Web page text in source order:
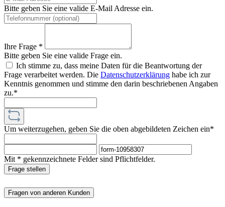
Bitte geben Sie eine valide E-Mail Adresse ein.
Ihre Frage *
Bitte geben Sie eine valide Frage ein.
Ich stimme zu, dass meine Daten für die Beantwortung der
Frage verarbeitet werden. Die Datenschutzerklärung habe ich zur
Kenntnis genommen und stimme den darin beschriebenen Angaben
zu.*
Um weiterzugehen, geben Sie die oben abgebildeten Zeichen ein*
Mit * gekennzeichnete Felder sind Pflichtfelder.
Frage stellen
Fragen von anderen Kunden